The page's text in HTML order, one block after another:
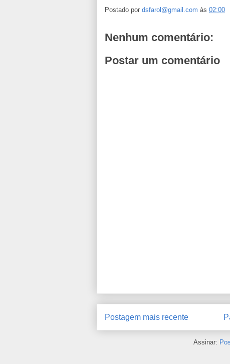
Postado por dsfarol@gmail.com às 02:00
Nenhum comentário:
Postar um comentário
Postagem mais recente
Assinar: